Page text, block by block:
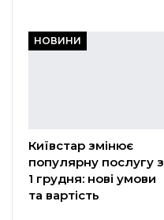
НОВИНИ
Київстар змінює
популярну послугу з
1 грудня: нові умови
та вартість